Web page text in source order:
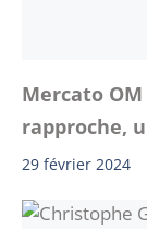
Mercato
rapproche,
29 février 2024